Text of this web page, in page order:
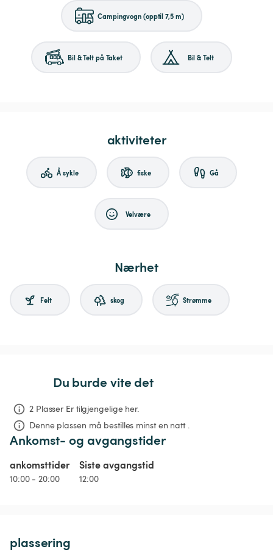
Campingvogn (opptil 7,5 m)
Bil & Telt på Taket Bil & Telt
aktiviteter
Å sykle fiske Gå
Velvære
Nærhet
Felt skog Strømme
Du burde vite det
2 Plasser Er tilgjengelige her.
Denne plassen må bestilles minst en natt .
Ankomst- og avgangstider
ankomsttider
10:00 - 20:00
Siste avgangstid
12:00
plassering